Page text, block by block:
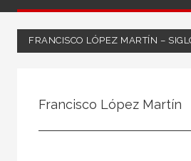
FRANCISCO LÓPEZ MARTÍN –
Francisco López Martín